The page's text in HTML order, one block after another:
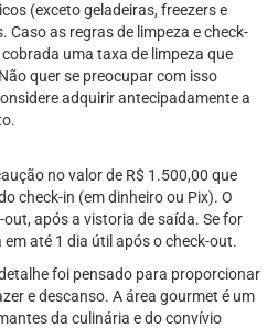
(exceto geladeiras, freezers e
Caso as regras de limpeza e check-
uma taxa de limpeza que
quer se preocupar com isso
adquirir antecipadamente a
no valor de R$ 1.500,00 que
check-in (em dinheiro ou Pix). O
após a vistoria de saída. Se for
até 1 dia útil após o check-out.
foi pensado para proporcionar
e descanso. A área gourmet é um
da culinária e do convívio